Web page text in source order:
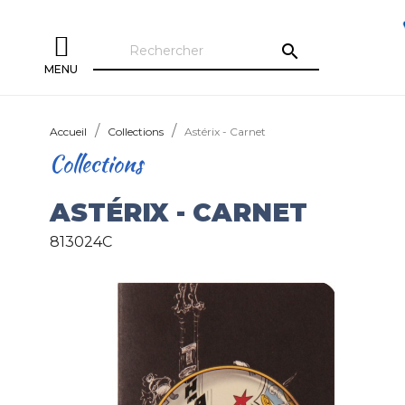
MENU
search
Accueil Collections Astérix - Carnet
Collections
ASTÉRIX - CARNET
813024C